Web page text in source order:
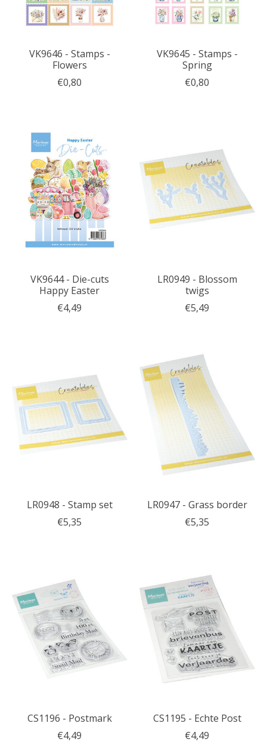
VK9646 - Stamps -
Flowers
€0,80
VK9645 - Stamps -
Spring
€0,80
VK9644 - Die-cuts
Happy Easter
€4,49
LR0949 - Blossom
twigs
€5,49
LR0948 - Stamp set
€5,35
LR0947 - Grass border
€5,35
CS1196 - Postmark
€4,49
CS1195 - Echte Post
€4,49